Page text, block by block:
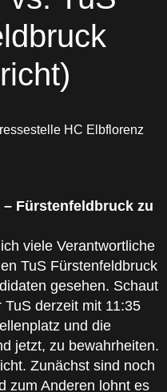
HC Elbflorenz
Fürstenfeldbruck zu
viele Verantwortliche
TuS Fürstenfeldbruck
gesehen. Schaut
derzeit mit 11:35
und die
jetzt, zu bewahrheiten.
Zunächst sind noch
zum Anderen lohnt es